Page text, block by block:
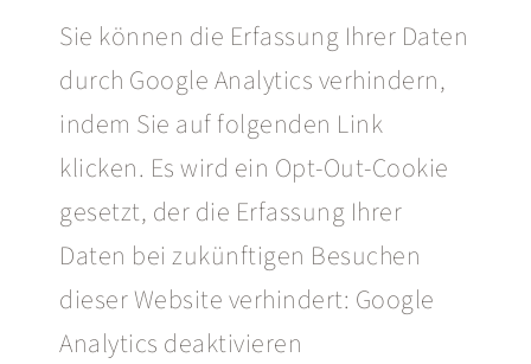
Sie können die Erfassung Ihrer Daten
durch Google Analytics verhindern,
indem Sie auf folgenden Link
klicken. Es wird ein Opt-Out-Cookie
gesetzt, der die Erfassung Ihrer
Daten bei zukünftigen Besuchen
dieser Website verhindert: Google
Analytics deaktivieren